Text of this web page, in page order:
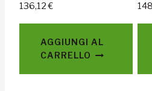
136,12€
AGGIUNGI AL
CARRELLO